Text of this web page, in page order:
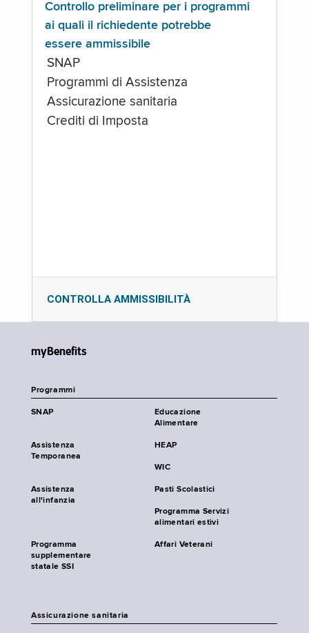
Controllo preliminare per i programmi
ai quali il richiedente potrebbe
essere ammissibile
SNAP
Programmi di Assistenza
Assicurazione sanitaria
Crediti di Imposta
CONTROLLA AMMISSIBILITÀ
myBenefits
Programmi
SNAP
Educazione
Alimentare
Assistenza
Temporanea
HEAP
WIC
Assistenza
all'infanzia
Pasti Scolastici
Programma Servizi
alimentari estivi
Programma
supplementare
statale SSI
Affari Veterani
Assicurazione sanitaria